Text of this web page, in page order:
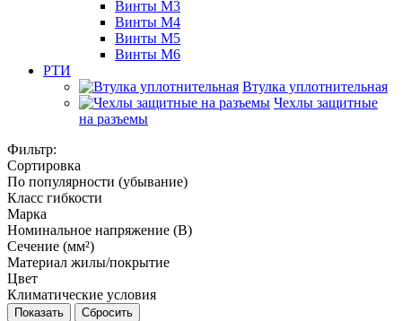
Винты М3
Винты М4
Винты М5
Винты М6
РТИ
Втулка уплотнительная
Чехлы защитные
на разъемы
Фильтр:
Сортировка
По популярности (убывание)
Класс гибкости
Марка
Номинальное напряжение (В)
Сечение (мм²)
Материал жилы/покрытие
Цвет
Климатические условия
Показать Сбросить